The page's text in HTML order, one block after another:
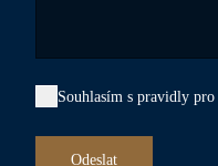
Souhlasím s pravidly pro
Odeslat